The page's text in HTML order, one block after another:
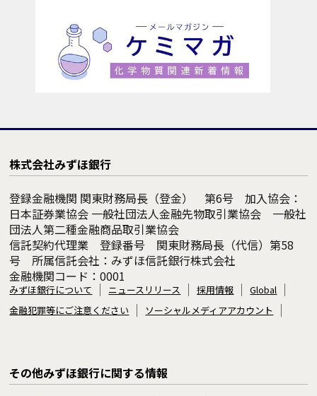
株式会社みずほ銀行
登録金融機関 関東財務局長（登金） 第6号 加入協会：
日本証券業協会 一般社団法人金融先物取引業協会 一般社
団法人第二種金融商品取引業協会
信託契約代理業 登録番号 関東財務局長（代信）第58
号 所属信託会社：みずほ信託銀行株式会社
金融機関コード：0001
みずほ銀行について ニュースリリース 採用情報
Global
金融犯罪等にご注意ください
ソーシャルメディアアカウント
その他みずほ銀行に関する情報